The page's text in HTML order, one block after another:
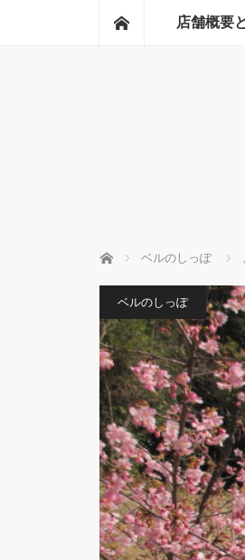
ホーム店舗概要
ホーム ベルのしっぽ
ベルのしっぽ